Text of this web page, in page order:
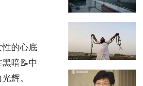
性的心底
暗📝中
辉。